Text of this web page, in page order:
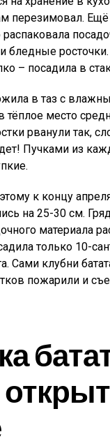
перезимовал.
распаковала
бледные росточки.
– посадила в
в таз с
тёплое место
рванули так,
Пучками из
к концу
на 25-30 см.
материала
только 10-
Сами клубни
пожарили и